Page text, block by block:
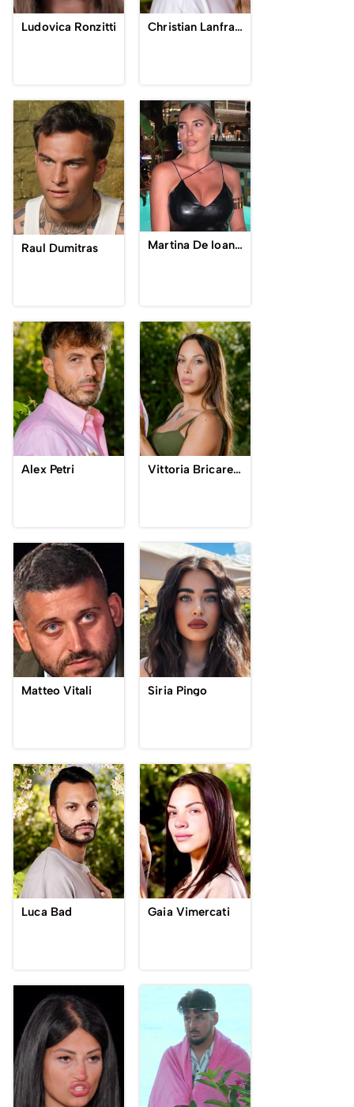
Ludovica Ronzitti Christian Lanfranchi
Raul Dumitras Martina De Ioannon
Alex Petri Vittoria Bricarello
Matteo Vitali Siria Pingo
Luca Bad Gaia Vimercati